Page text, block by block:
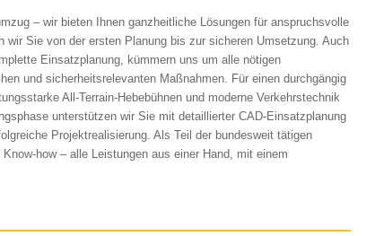
– wir bieten Ihnen ganzheitliche Lösungen für anspruchsvolle
wir Sie von der ersten Planung bis zur sicheren Umsetzung. Auch
Einsatzplanung, kümmern uns um alle nötigen
und sicherheitsrelevanten Maßnahmen. Für einen durchgängig
All-Terrain-Hebebühnen und moderne Verkehrstechnik
unterstützen wir Sie mit detaillierter CAD-Einsatzplanung
Projektrealisierung. Als Teil der bundesweit tätigen
how – alle Leistungen aus einer Hand, mit einem